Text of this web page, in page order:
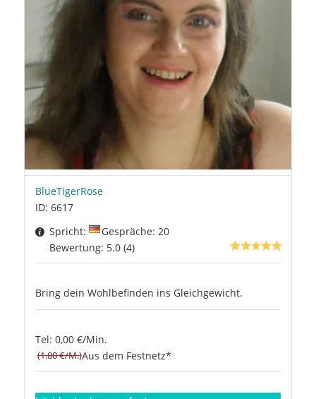
BlueTigerRose
ID: 6617
Spricht:
Gespräche: 20
Bewertung: 5.0 (4)
Bring dein Wohlbefinden ins Gleichgewicht.
Tel: 0,00 €/Min.
(1.80 €/M.)Aus dem Festnetz*